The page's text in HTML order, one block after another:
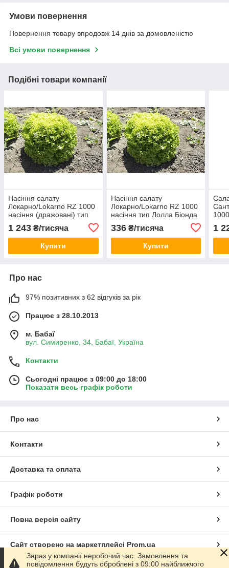
Умови повернення
Повернення товару впродовж 14 днів за домовленістю
Всі умови повернення
Подібні товари компанії
Насіння салату
Локарно/Lokarno RZ 1000
насіння (дражовані) тип
Лолла Біонда Rijk Zwaan
1 243 ₴/тисяча
Купити
Насіння салату
Локарно/Lokarno RZ 1000
насіння тип Лолла Біонда
336₴/тисяча
Купити
1
Про нас
97% позитивних з 62 відгуків за рік
Працює з 28.10.2013
м. Бабаї
вул. Симиренко, 34, Бабаї, Україна
Контакти
Сьогодні працює з 09:00 до 18:00
Показати весь графік роботи
Про нас
Контакти
Доставка та оплата
Графік роботи
Повна версія сайту
Сайт створено на маркетплейсі Prom.ua
Зараз у компанії неробочий час. Замовлення та
повідомлення будуть оброблені з 09:00 найближчого